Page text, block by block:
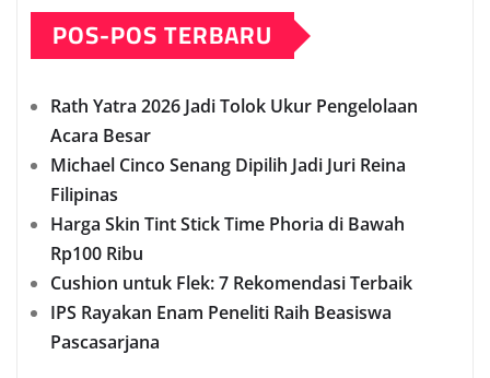
POS-POS TERBARU
Rath Yatra 2026 Jadi Tolok Ukur Pengelolaan
Acara Besar
Michael Cinco Senang Dipilih Jadi Juri Reina
Filipinas
Harga Skin Tint Stick Time Phoria di Bawah
Rp100 Ribu
Cushion untuk Flek: 7 Rekomendasi Terbaik
IPS Rayakan Enam Peneliti Raih Beasiswa
Pascasarjana